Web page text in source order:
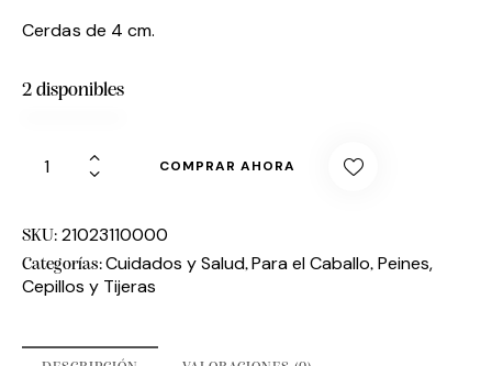
Cerdas de 4 cm.
2 disponibles
COMPRAR AHORA
SKU: 21023110000
Categorías:Cuidados y Salud, Para el Caballo, Peines,
Cepillos y Tijeras